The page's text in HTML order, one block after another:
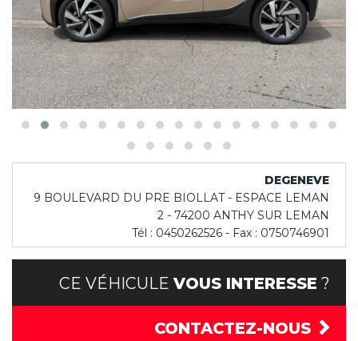
DEGENEVE
9 BOULEVARD DU PRE BIOLLAT - ESPACE LEMAN
2 - 74200 ANTHY SUR LEMAN
Tél : 0450262526 - Fax : 0750746901
CE VÉHICULE VOUS INTERESSE ?
CONTACTEZ-NOUS